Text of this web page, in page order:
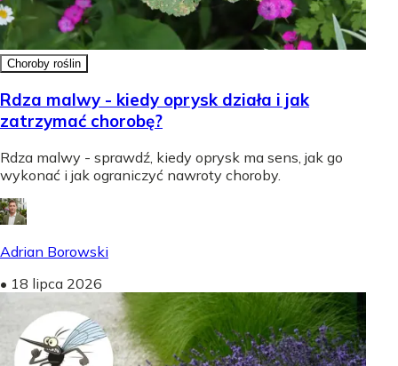
Choroby roślin
Rdza malwy - kiedy oprysk działa i jak
zatrzymać chorobę?
Rdza malwy - sprawdź, kiedy oprysk ma sens, jak go
wykonać i jak ograniczyć nawroty choroby.
Adrian Borowski
• 18 lipca 2026